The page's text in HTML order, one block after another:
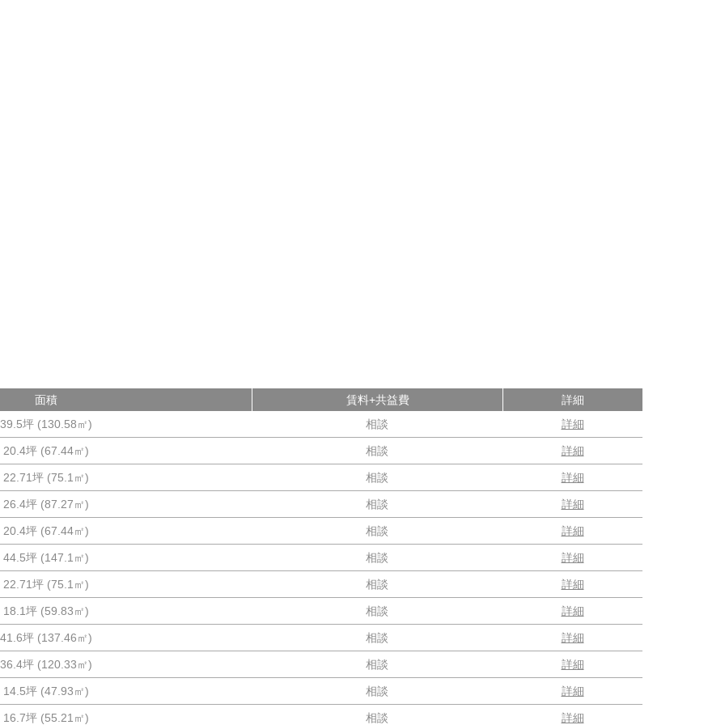
面積 賃料+共益費
詳細
39.5坪 (130.58㎡) 相談 詳細
20.4坪 (67.44㎡) 相談 詳細
22.71坪 (75.1 ㎡) 相談 詳細
26.4坪 (87.27㎡) 相談 詳細
20.4坪 (67.44㎡) 相談 詳細
44.5坪 (147.1 ㎡) 相談 詳細
22.71坪 (75.1 ㎡) 相談 詳細
18.1坪 (59.83㎡) 相談 詳細
41.6坪 (137.46㎡) 相談 詳細
36.4坪 (120.33㎡) 相談 詳細
14.5坪 (47.93㎡) 相談 詳細
16.7坪 (55.21 ㎡) 相談 詳細